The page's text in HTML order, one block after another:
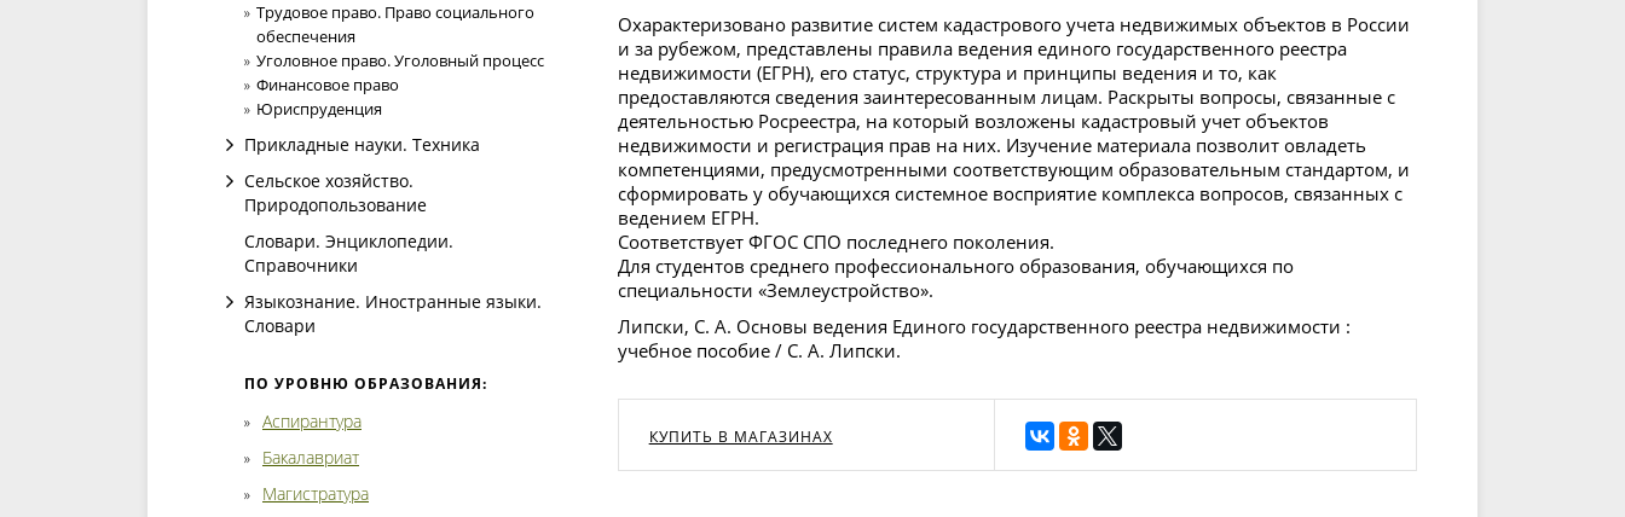
Трудовое право. Право социального
обеспечения
Уголовное право. Уголовный процесс
Финансовое право
Юриспруденция
Прикладные науки. Техника
Сельское хозяйство.
Природопользование
Словари. Энциклопедии.
Справочники
Языкознание. Иностранные языки.
Словари
ПО УРОВНЮ ОБРАЗОВАНИЯ:
Аспирантура
Бакалавриат
Магистратура
Охарактеризовано развитие систем кадастрового учета недвижимых объектов в России
и за рубежом, представлены правила ведения единого государственного реестра
недвижимости (ЕГРН), его статус, структура и принципы ведения и то, как
предоставляются сведения заинтересованным лицам. Раскрыты вопросы, связанные с
деятельностью Росреестра, на который возложены кадастровый учет объектов
недвижимости и регистрация прав на них. Изучение материала позволит овладеть
компетенциями, предусмотренными соответствующим образовательным стандартом, и
сформировать у обучающихся системное восприятие комплекса вопросов, связанных с
ведением ЕГРН.
Соответствует ФГОС СПО последнего поколения.
Для студентов среднего профессионального образования, обучающихся по
специальности «Землеустройство».
Липски, С. А. Основы ведения Единого государственного реестра недвижимости :
учебное пособие / С. А. Липски.
КУПИТЬ В МАГАЗИНАХ